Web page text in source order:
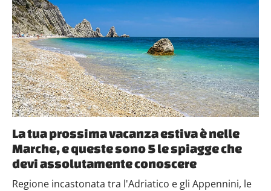
La tua prossima vacanza estiva è nelle
Marche, e queste sono 5 le spiagge che
devi assolutamente conoscere
Regione incastonata tra l'Adriatico e gli Appennini, le